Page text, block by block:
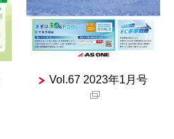
Vol.67 2023年1月号